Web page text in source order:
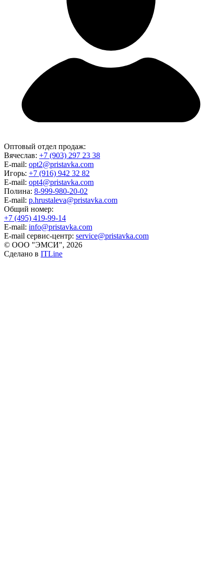
Оптовый отдел продаж:
Вячеслав: +7 (903) 297 23 38
E-mail: opt2@pristavka.com
Игорь: +7 (916) 942 32 82
E-mail: opt4@pristavka.com
Полина: 8-999-980-20-02
E-mail: p.hrustaleva@pristavka.com
Общий номер:
+7 (495) 419-99-14
E-mail: info@pristavka.com
E-mail сервис-центр: service@pristavka.com
© ООО "ЭМСИ", 2026
Сделано в ITLine